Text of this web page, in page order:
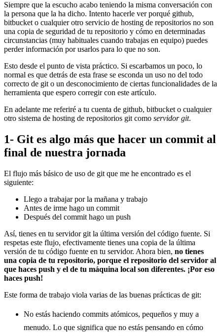
Siempre que la escucho acabo teniendo la misma conversación con
la persona que la ha dicho. Intento hacerle ver porqué github,
bitbucket o cualquier otro servicio de hosting de repositorios no son
una copia de seguridad de tu repositorio y cómo en determinadas
circunstancias (muy habituales cuando trabajas en equipo) puedes
perder información por usarlos para lo que no son.
Esto desde el punto de vista práctico. Si escarbamos un poco, lo
normal es que detrás de esta frase se esconda un uso no del todo
correcto de git o un desconocimiento de ciertas funcionalidades de la
herramienta que espero corregir con este artículo.
En adelante me referiré a tu cuenta de github, bitbucket o cualquier
otro sistema de hosting de repositorios git como servidor git.
1- Git es algo más que hacer un commit al
final de nuestra jornada
El flujo más básico de uso de git que me he encontrado es el
siguiente:
Llego a trabajar por la mañana y trabajo
Antes de irme hago un commit
Después del commit hago un push
Así, tienes en tu servidor git la última versión del código fuente. Si
respetas este flujo, efectivamente tienes una copia de la última
versión de tu código fuente en tu servidor. Ahora bien, no tienes
una copia de tu repositorio, porque el repositorio del servidor al
que haces push y el de tu máquina local son diferentes. ¡Por eso
haces push!
Este forma de trabajo viola varias de las buenas prácticas de git:
No estás haciendo commits atómicos, pequeños y muy a
menudo. Lo que significa que no estás pensando en cómo